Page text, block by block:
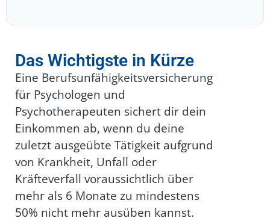
Das Wichtigste in Kürze
Eine Berufsunfähigkeitsversicherung
für Psychologen und
Psychotherapeuten sichert dir dein
Einkommen ab, wenn du deine
zuletzt ausgeübte Tätigkeit aufgrund
von Krankheit, Unfall oder
Kräfteverfall voraussichtlich über
mehr als 6 Monate zu mindestens
50% nicht mehr ausüben kannst.